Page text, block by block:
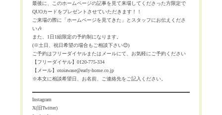
最後に、このホームページの記事を見て来場してくださった方限定で
QUOカードをプレゼントさせていただきます！！
ご来場の際に「ホームページを見てきた」とスタッフにお伝えくださ
い🎶
また、1日1組限定の予約制になります。
(※土日、祝日希望の場合もご相談下さい😊)
ご予約はフリーダイヤルまたはメールにて、お気軽にご予約ください
【フリーダイヤル】0120-775-334
【メール】otoiawase@early-home.co.jp
※本文に相談希望日、お名前、ご連絡先をご記入ください。
Instagram
X(旧Twitter)